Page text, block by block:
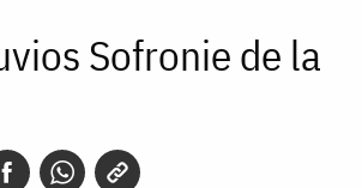
Sofronie de la